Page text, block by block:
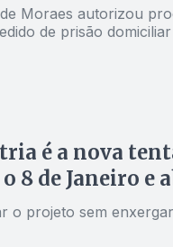
Moraes autorizou
de prisão
é a nova
8 de Janeiro e
o projeto sem